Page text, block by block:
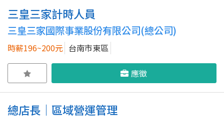
三皇三家計時人員
三皇三家國際事業股份有限公司(總公司)
時薪196~200元 台南市東區
應徵
總店長｜區域營運管理